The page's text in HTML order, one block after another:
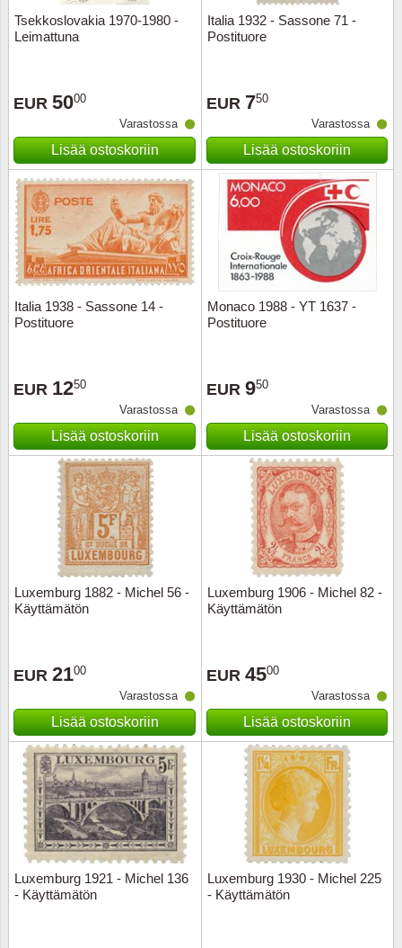
Tsekkoslovakia 1970-1980 -
Leimattuna
EUR 5000
Varastossa
Lisää ostoskoriin
Italia 1932 - Sassone 71 -
Postituore
EUR 750
Varastossa
Lisää ostoskoriin
Italia 1938 - Sassone 14 -
Postituore
EUR 1250
Varastossa
Lisää ostoskoriin
Monaco 1988 - YT 1637 -
Postituore
EUR 950
Varastossa
Lisää ostoskoriin
Luxemburg 1882 - Michel 56 -
Käyttämätön
EUR 2100
Varastossa
Lisää ostoskoriin
Luxemburg 1906 - Michel 82 -
Käyttämätön
EUR 4500
Varastossa
Lisää ostoskoriin
Luxemburg 1921 - Michel 136
- Käyttämätön
Luxemburg 1930 - Michel 225
- Käyttämätön